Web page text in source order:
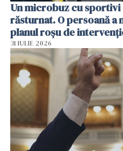
Un microbuz cu sportivi
răsturnat. O persoană a
planul roșu de
31 IULIE 2026